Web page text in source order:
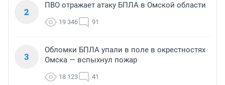
2
ПВО отражает атаку БПЛА в Омской области
19 346 91
3
Обломки БПЛА упали в поле в окрестностях
Омска — вспыхнул пожар
18 123 41